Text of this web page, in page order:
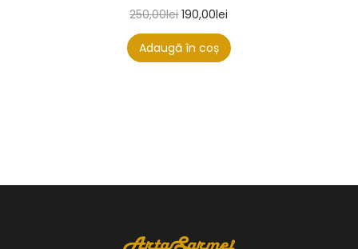
250,00lei 190,00lei
Adaugă în coș